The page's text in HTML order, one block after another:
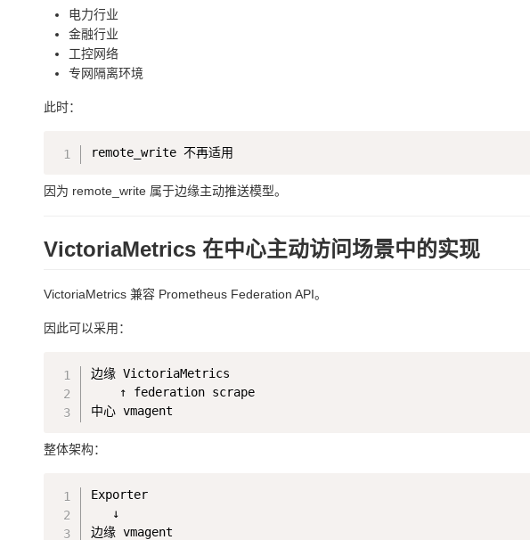
电力行业
金融行业
工控网络
专网隔离环境
此时：
因为 remote_write 属于边缘主动推送模型。
VictoriaMetrics 在中心主动访问场景中的实现
VictoriaMetrics 兼容 Prometheus Federation API。
因此可以采用：
边缘 VictoriaMetrics
    ↑ federation scrape
整体架构：
Exporter
   ↓
边缘 vmagent